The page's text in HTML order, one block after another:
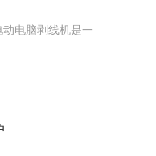
电脑剥线机是一